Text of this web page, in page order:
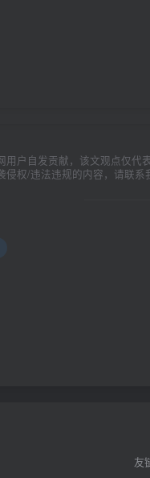
用户自发贡献，该文观点仅
侵权/违法违规的内容，请联系
友